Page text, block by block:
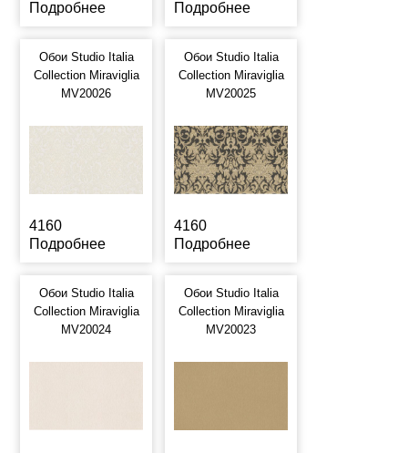
Подробнее Подробнее
Обои Studio Italia
Collection Miraviglia
MV20026
4160
Подробнее
Обои Studio Italia
Collection Miraviglia
MV20025
4160
Подробнее
Обои Studio Italia
Collection Miraviglia
MV20024
Обои Studio Italia
Collection Miraviglia
MV20023